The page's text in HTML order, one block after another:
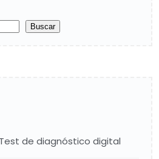
Buscar
de diagnóstico digital